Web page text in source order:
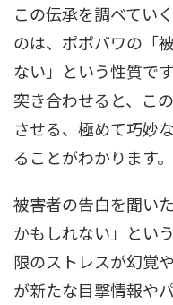
この伝承を調べてい
のは、ポポバワの「
ない」という性質で
突き合わせると、こ
させる、極めて巧妙
ることがわかります。
被害者の告白を聞い
かもしれない」とい
限のストレスが幻覚
が新たな目撃情報や